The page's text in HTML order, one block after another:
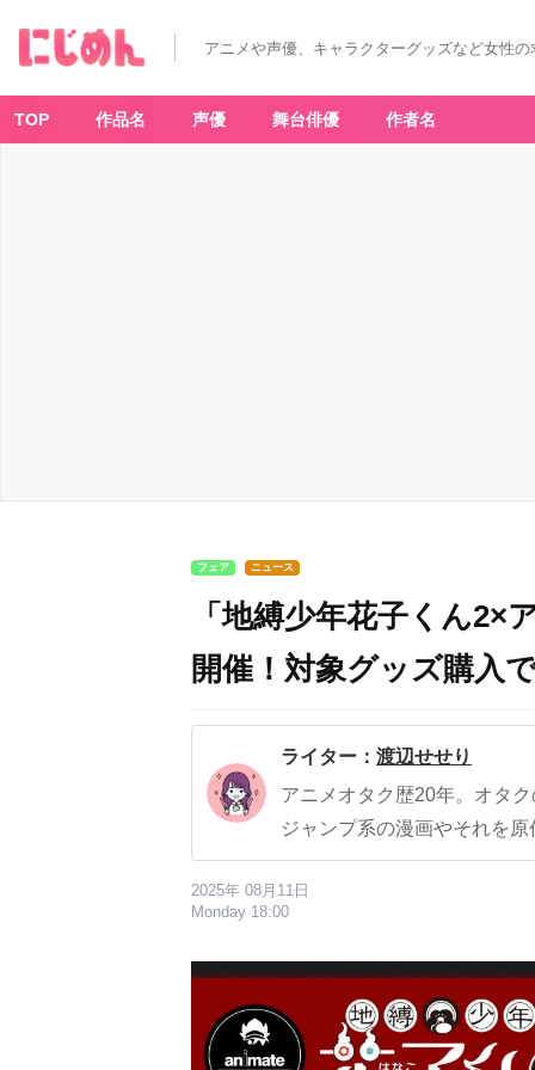
アニメや声優、キャラクターグッズなど女性
TOP 作品名 声優 舞台俳優 作者名
フェア ニュース
「地縛少年花子くん
開催！対象グッズ購入
ライター： 渡辺せせり
アニメオタク歴20年。オタ
ジャンプ系の漫画やそれを
2025年 08月11日
Monday 18:00